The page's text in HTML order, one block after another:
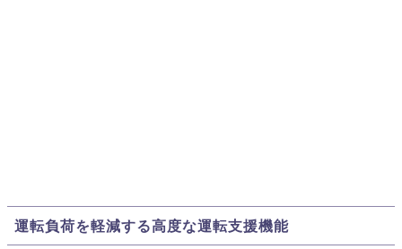
運転負荷を軽減する高度な運転支援機能